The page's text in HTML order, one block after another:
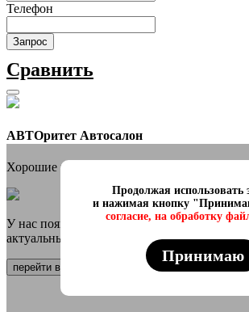
Телефон
Запрос
Сравнить
АВТОритет Автосалон
Хорошие новости
У нас появился онлайн каталог в
актуальные авто переходи
перейти в канал
Продолжая использовать
и нажимая кнопку
согласие, на обработку
Принимаю